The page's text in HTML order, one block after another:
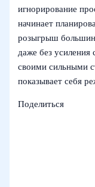
игнорирование
начинает
розыгрыш
даже без
своими сильными
показывает себя
Поделиться